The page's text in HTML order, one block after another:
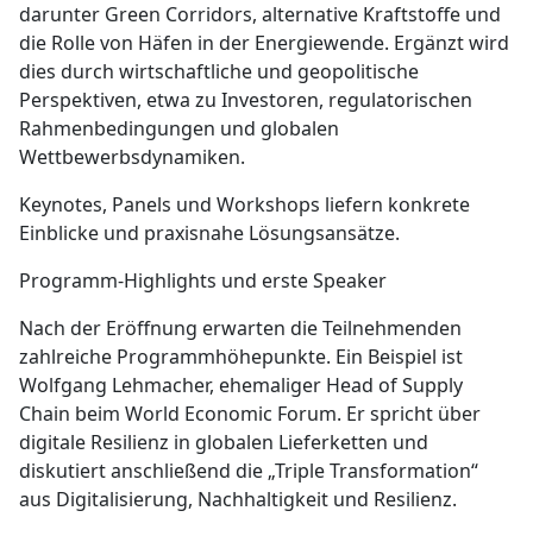
darunter Green Corridors, alternative Kraftstoffe und
die Rolle von Häfen in der Energiewende. Ergänzt wird
dies durch wirtschaftliche und geopolitische
Perspektiven, etwa zu Investoren, regulatorischen
Rahmenbedingungen und globalen
Wettbewerbsdynamiken.
Keynotes, Panels und Workshops liefern konkrete
Einblicke und praxisnahe Lösungsansätze.
Programm-Highlights und erste Speaker
Nach der Eröffnung erwarten die Teilnehmenden
zahlreiche Programmhöhepunkte. Ein Beispiel ist
Wolfgang Lehmacher, ehemaliger Head of Supply
Chain beim World Economic Forum. Er spricht über
digitale Resilienz in globalen Lieferketten und
diskutiert anschließend die „Triple Transformation“
aus Digitalisierung, Nachhaltigkeit und Resilienz.